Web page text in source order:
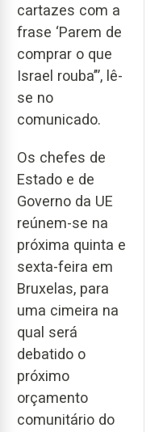
cartazes com a
frase ‘Parem de
comprar o que
Israel rouba’”, lê-
se no
comunicado.
Os chefes de
Estado e de
Governo da UE
reúnem-se na
próxima quinta e
sexta-feira em
Bruxelas, para
uma cimeira na
qual será
debatido o
próximo
orçamento
comunitário do